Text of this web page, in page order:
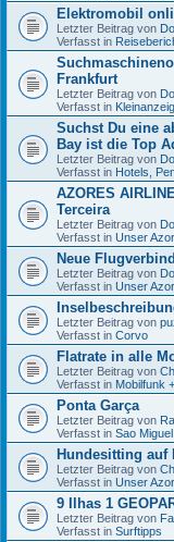
Elektromobil
Letzter Beitrag von
Verfasst in
Frankfurt
Letzter Beitrag von
Verfasst in
Suchst Du eine
Bay ist die Top
Letzter Beitrag von
Verfasst in Hotels,
AZORES
Terceira
Letzter Beitrag von
Verfasst in Unser
Neue
Letzter Beitrag von
Verfasst in Unser
Letzter Beitrag von
Verfasst in Corvo
Flatrate in alle
Letzter Beitrag von
Verfasst in Mobilfunk
Ponta Garça
Letzter Beitrag von
Verfasst in Sao Miguel
Hundesitting auf
Letzter Beitrag von
Verfasst in Unser
9 Ilhas 1
Letzter Beitrag von
Verfasst in Surftipps